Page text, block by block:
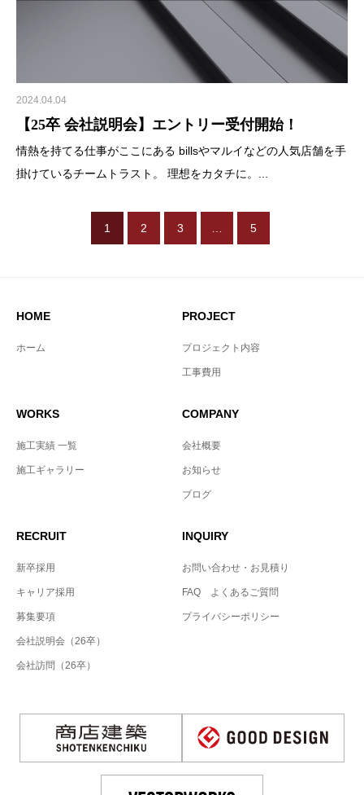
2024.04.04
【25卒 会社説明会】エントリー受付開始！
情熱を持てる仕事がここにある billsやマルイなどの人気店舗を手
掛けているチームトラスト。 理想をカタチに。...
1 2 3 5
HOME
ホーム
PROJECT
プロジェクト内容
工事費用
WORKS
施工実績 一覧
施工ギャラリー
COMPANY
会社概要
お知らせ
ブログ
RECRUIT
新卒採用
キャリア採用
募集要項
会社説明会（26卒）
会社訪問（26卒）
INQUIRY
お問い合わせ・お見積り
FAQ よくあるご質問
プライバシーポリシー